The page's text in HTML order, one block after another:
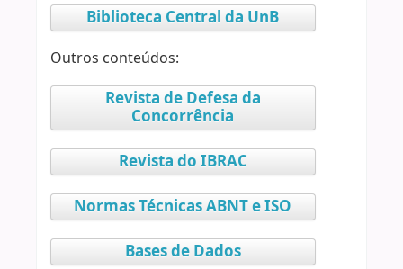
Biblioteca Central da UnB
Outros conteúdos:
Revista de Defesa da
Concorrência
Revista do IBRAC
Normas Técnicas ABNT e ISO
Bases de Dados